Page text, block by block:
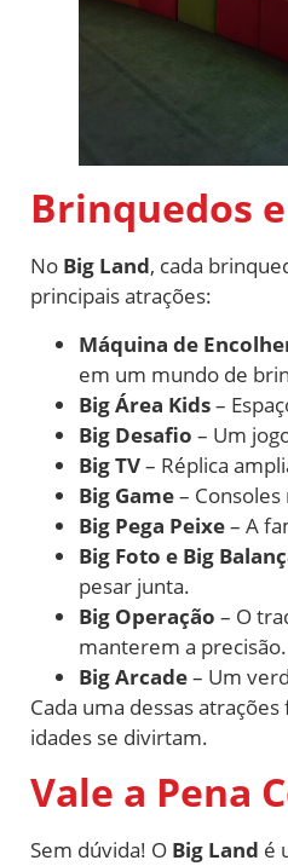
Brinquedos
No Big Land, cada
principais atrações:
Máquina de
em um mundo de
Big Área Kids–
Big Desafio – Um
Big TV– Réplica
Big Game–
Big Pega Peixe– A
Big Foto e Big
pesar junta.
Big Operação – O
manterem a precisão.
Big Arcade– Um
Cada uma dessas
idades se divirtam.
Vale a Pena
Sem dúvida! O Big Land é